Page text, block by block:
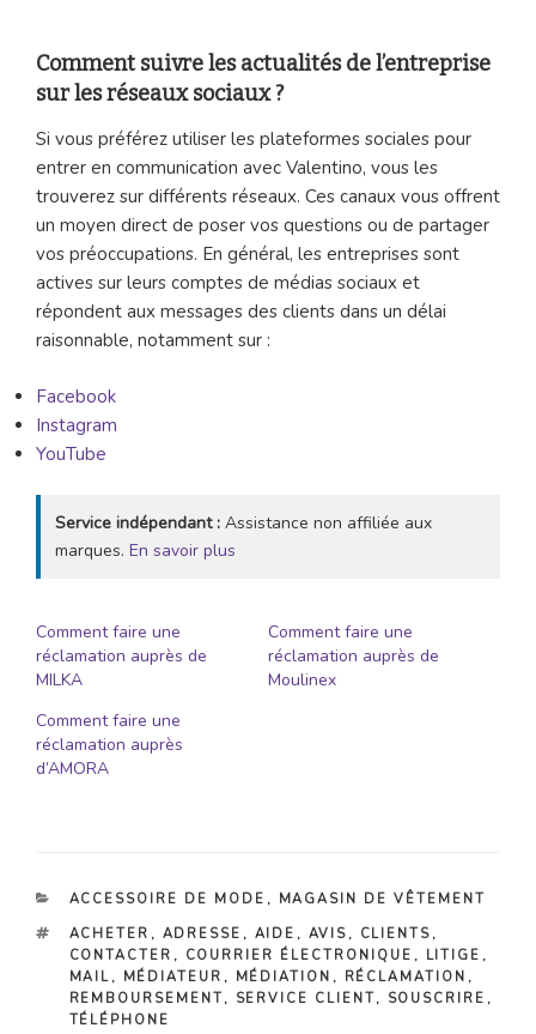
Comment suivre les actualités de l’entreprise
sur les réseaux sociaux ?
Si vous préférez utiliser les plateformes sociales pour
entrer en communication avec Valentino, vous les
trouverez sur différents réseaux. Ces canaux vous offrent
un moyen direct de poser vos questions ou de partager
vos préoccupations. En général, les entreprises sont
actives sur leurs comptes de médias sociaux et
répondent aux messages des clients dans un délai
raisonnable, notamment sur :
Facebook
Instagram
YouTube
Service indépendant : Assistance non affiliée aux
marques. En savoir plus
Comment faire une
réclamation auprès de
MILKA
Comment faire une
réclamation auprès de
Moulinex
Comment faire une
réclamation auprès
d’AMORA
CATÉGORIES
ACCESSOIRE DE MODE , MAGASIN DE VÊTEMENT
ÉTIQUETTES
ACHETER , ADRESSE , AIDE , AVIS , CLIENTS ,
CONTACTER , COURRIER ÉLECTRONIQUE , LITIGE ,
MAIL , MÉDIATEUR , MÉDIATION , RÉCLAMATION ,
REMBOURSEMENT, SERVICE CLIENT, SOUSCRIRE ,
TÉLÉPHONE